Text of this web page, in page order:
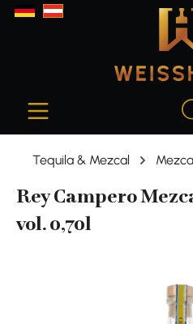
springen
Tequila & Mezcal
Rey Campero
vol. 0,70l